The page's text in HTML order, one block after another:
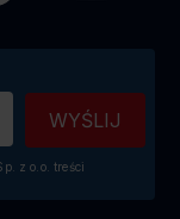
z o.o. treści